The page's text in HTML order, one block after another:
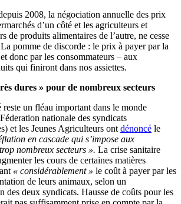
2008, la négociation annuelle des prix
d’un côté et les agriculteurs et
de produits alimentaires de l’autre, ne cesse
pomme de discorde : le prix à payer par la
donc par les consommateurs – aux
qui finiront dans nos assiettes.
dures » pour de nombreux secteurs
un fléau important dans le monde
nationale des syndicats
et les Jeunes Agriculteurs ont dénoncé le
en cascade qui s’impose aux
nombreux secteurs ». La crise sanitaire
les cours de certaines matières
« considérablement » le coût à payer par les
de leurs animaux, selon un
des deux syndicats. Hausse de coûts pour les